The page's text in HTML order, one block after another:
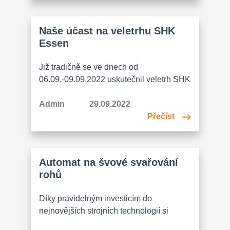
stávající šatnu a hygienické zázemí pro
kolegyně, které zde pracují. Do této části
neinvestovalo, čemuž bohužel odpovídal
také stav….
Naše účast na veletrhu SHK
Essen
Již tradičně se ve dnech od
06.09.-09.09.2022 uskutečnil veletrh SHK
zařízení, vytápění, klimatizaci a digitální
správu budov. Jedná se o jeden z
nové produkty připravené na trh.
Veletrhu jsme se účastnili s vlastním…
Admin
29.09.2022
Přečíst
Automat na švové svařování
rohů
Díky pravidelným investicím do
nejnovějších strojních technologií si